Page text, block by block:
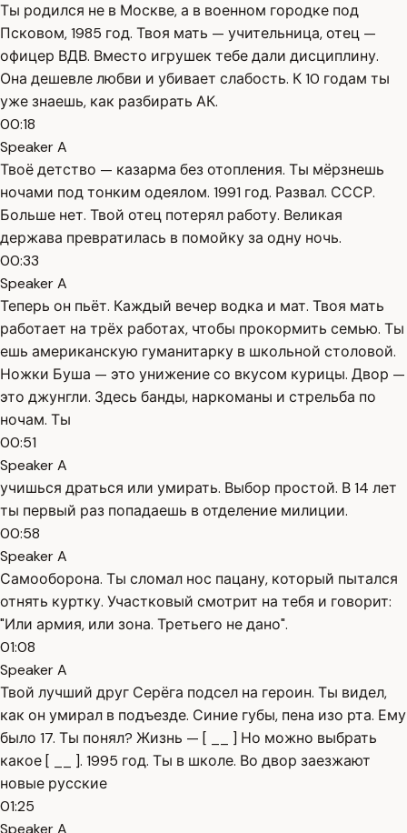
Ты родился не в Москве, а в военном городке под
Псковом, 1985 год. Твоя мать — учительница, отец —
офицер ВДВ. Вместо игрушек тебе дали дисциплину.
Она дешевле любви и убивает слабость. К 10 годам ты
уже знаешь, как разбирать АК.
00:18
Speaker A
Твоё детство — казарма без отопления. Ты мёрзнешь
ночами под тонким одеялом. 1991 год. Развал. СССР.
Больше нет. Твой отец потерял работу. Великая
держава превратилась в помойку за одну ночь.
00:33
Speaker A
Теперь он пьёт. Каждый вечер водка и мат. Твоя мать
работает на трёх работах, чтобы прокормить семью. Ты
ешь американскую гуманитарку в школьной столовой.
Ножки Буша — это унижение со вкусом курицы. Двор —
это джунгли. Здесь банды, наркоманы и стрельба по
ночам. Ты
00:51
Speaker A
учишься драться или умирать. Выбор простой. В 14 лет
ты первый раз попадаешь в отделение милиции.
00:58
Speaker A
Самооборона. Ты сломал нос пацану, который пытался
отнять куртку. Участковый смотрит на тебя и говорит:
"Или армия, или зона. Третьего не дано".
01:08
Speaker A
Твой лучший друг Серёга подсел на героин. Ты видел,
как он умирал в подъезде. Синие губы, пена изо рта. Ему
было 17. Ты понял? Жизнь — [ __ ] Но можно выбрать
какое [ __ ]. 1995 год. Ты в школе. Во двор заезжают
новые русские
01:25
Speaker A